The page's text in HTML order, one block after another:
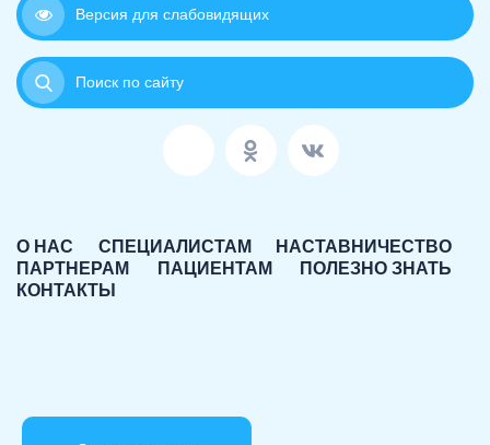
Версия для слабовидящих
Поиск по сайту
О НАС СПЕЦИАЛИСТАМ
НАСТАВНИЧЕСТВО
ПАРТНЕРАМ
ПАЦИЕНТАМ
ПОЛЕЗНО ЗНАТЬ
КОНТАКТЫ